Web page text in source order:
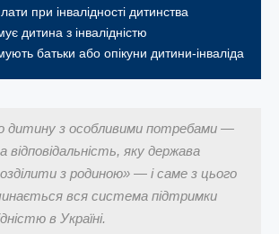
при інвалідності дитинства
дитина з інвалідністю
батьки або опікуни дитини-інваліда
дитину з особливими потребами —
відповідальність, яку держава
з родиною» — і саме з цього
вся система підтримки
в Україні.